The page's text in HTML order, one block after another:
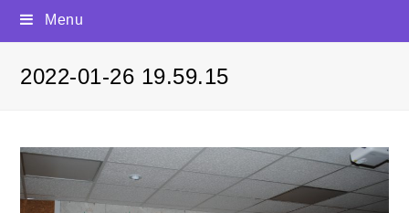
Menu
2022-01-26 19.59.15